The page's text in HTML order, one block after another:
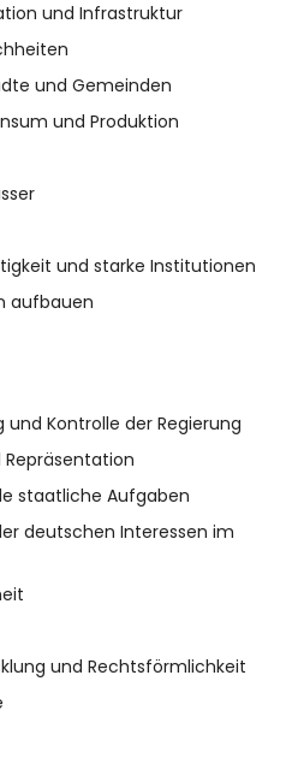
und Infrastruktur
und Gemeinden
und Produktion
und starke Institutionen
aufbauen
und Kontrolle der Regierung
Repräsentation
staatliche Aufgaben
deutschen Interessen im
und Rechtsförmlichkeit